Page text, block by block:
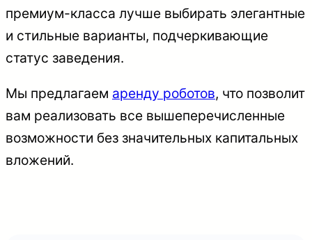
премиум-класса лучше выбирать элегантные
и стильные варианты, подчеркивающие
статус заведения.
Мы предлагаем аренду роботов, что позволит
вам реализовать все вышеперечисленные
возможности без значительных капитальных
вложений.